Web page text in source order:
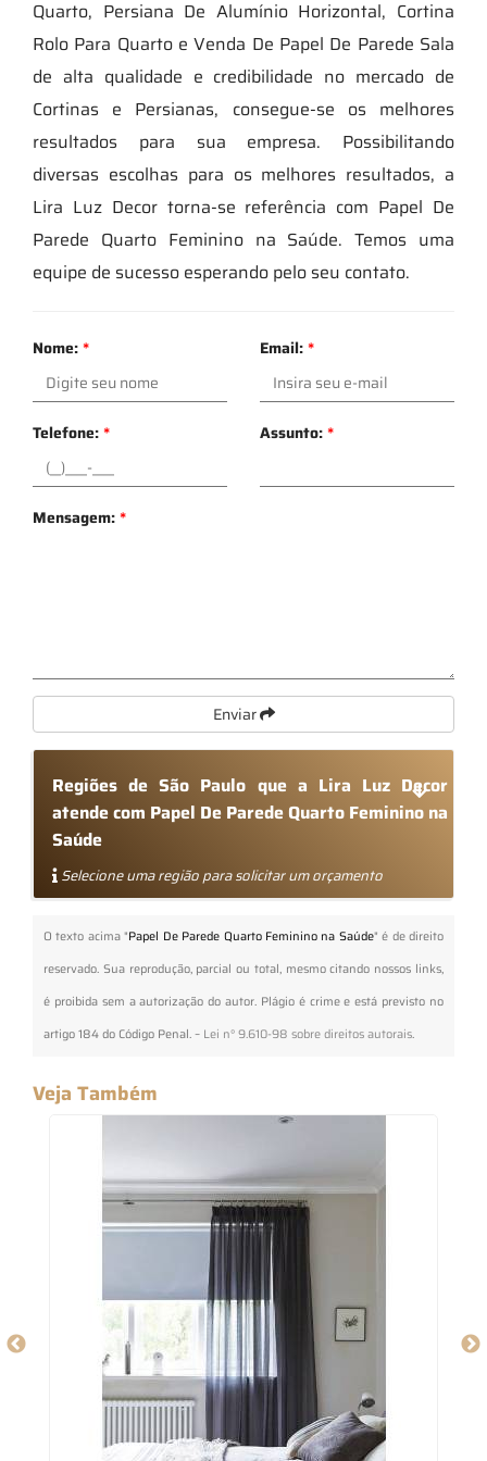
Quarto, Persiana De Alumínio Horizontal, Cortina
Rolo Para Quarto e Venda De Papel De Parede Sala
de alta qualidade e credibilidade no mercado de
Cortinas e Persianas, consegue-se os melhores
resultados para sua empresa. Possibilitando
diversas escolhas para os melhores resultados, a
Lira Luz Decor torna-se referência com Papel De
Parede Quarto Feminino na Saúde. Temos uma
equipe de sucesso esperando pelo seu contato.
Nome:* Email:*
Telefone:* Assunto:*
Mensagem:*
Enviar
Regiões de São Paulo que a Lira Luz Decor
atende com Papel De Parede Quarto Feminino na
Saúde
Selecione uma região para solicitar um orçamento
O texto acima "Papel De Parede Quarto Feminino na Saúde" é de direito
reservado. Sua reprodução, parcial ou total, mesmo citando nossos links,
é proibida sem a autorização do autor. Plágio é crime e está previsto no
artigo 184 do Código Penal. – Lei n° 9.610-98 sobre direitos autorais.
Veja Também